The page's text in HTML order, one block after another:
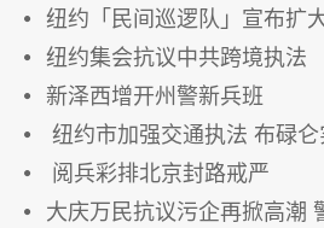
纽约「民间巡逻队」宣布扩
纽约集会抗议中共跨境执法
新泽西增开州警新兵班
纽约市加强交通执法 布碌
阅兵彩排北京封路戒严
大庆万民抗议污企再掀高潮